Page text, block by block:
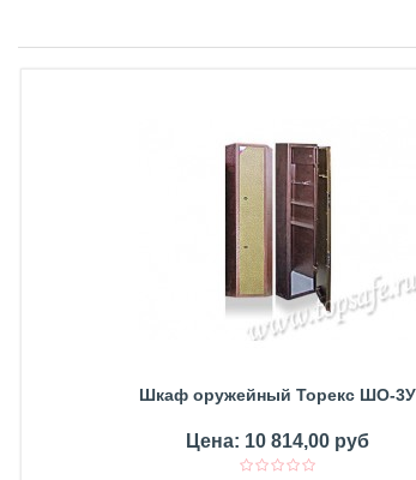
Шкаф оружейный Торекс ШО-3У
Цена: 10 814,00 руб